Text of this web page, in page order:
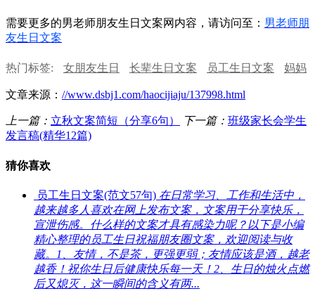
需要更多的男老师朋友生日文案网内容，请访问至： 男老师朋
友生日文案
热门标签: 女朋友生日 长辈生日文案 员工生日文案
妈妈
文章来源： //www.dsbj1.com/haocijiaju/137998.html
上一篇： 立秋文案简短（分享6句） 下一篇： 班级家长会学生
发言稿(精华12篇)
猜你喜欢
员工生日文案(范文57句) 在日常学习、工作和生活中，
越来越多人喜欢在网上发布文案，文案用于分享快乐，
宣泄伤感。什么样的文案才具有感染力呢？以下是小编
精心整理的员工生日祝福朋友圈文案，欢迎阅读与收
藏。1、友情，不是茶，更强更弱；友情应该是酒，越老
越香！祝你生日后健康快乐每一天！2、生日的烛火点燃
后又熄灭，这一瞬间的含义有两...